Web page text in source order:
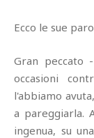
Ecco le sue
Gran peccato
occasioni
l'abbiamo
a pareggiarla.
ingenua, su